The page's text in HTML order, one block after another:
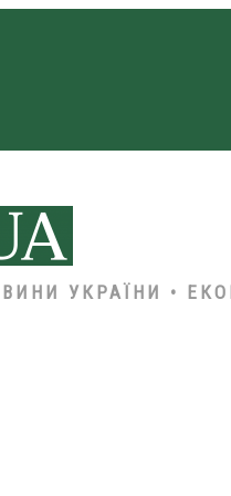
УКРАЇНИ •